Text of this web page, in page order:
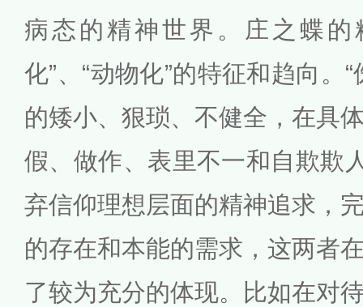
病态的精神世界。庄之蝶的
化”、“动物化”的特征和趋向。
的矮小、狠琐、不健全，在具
假、做作、表里不一和自欺欺
弃信仰理想层面的精神追求，
的存在和本能的需求，这两者
了较为充分的体现。比如在对